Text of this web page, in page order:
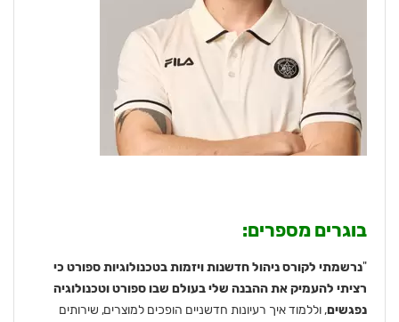
בוגרים מספרים:
"נרשמתי לקורס ניהול חדשנות ויזמות בטכנולוגיות ספורט כי
רציתי להעמיק את ההבנה שלי בעולם שבו ספורט וטכנולוגיה
נפגשים, וללמוד איך רעיונות חדשניים הופכים למוצרים, שירותים